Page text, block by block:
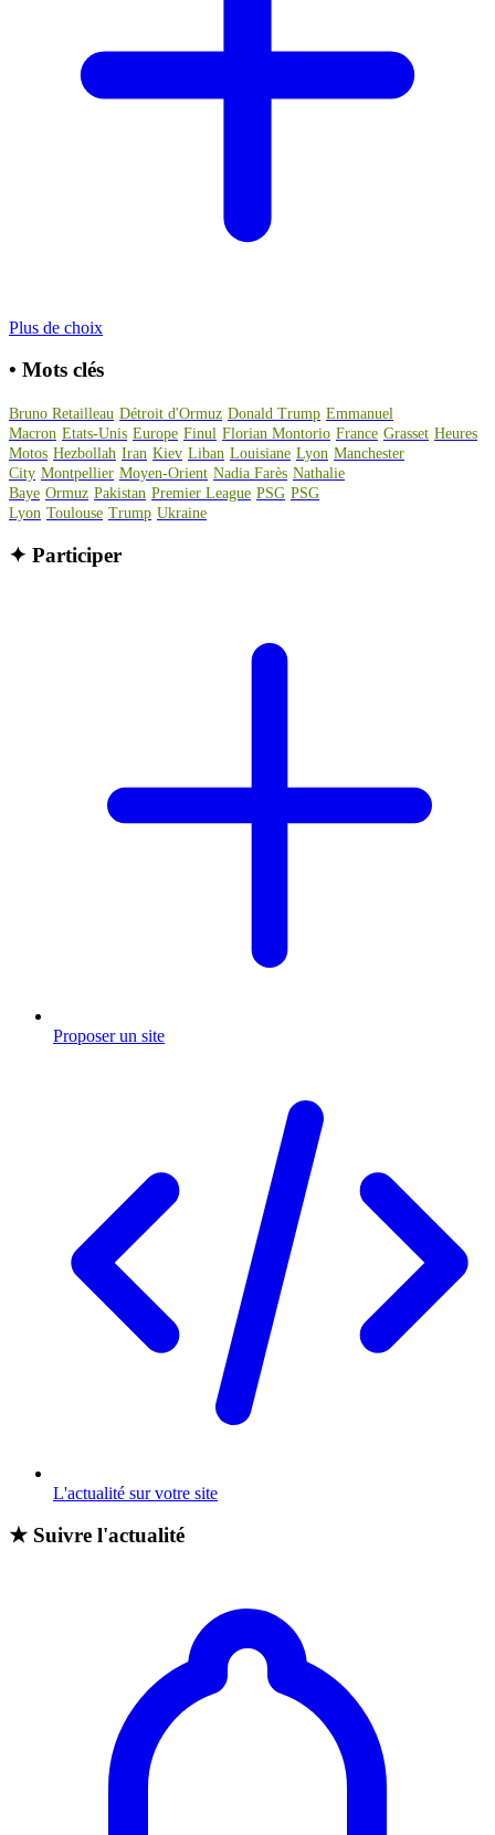
Plus de choix
• Mots clés
Bruno Retailleau Détroit d'Ormuz Donald Trump Emmanuel
Macron Etats-Unis Europe Finul Florian Montorio France Grasset Heures
Motos Hezbollah Iran Kiev Liban Louisiane Lyon Manchester
City Montpellier Moyen-Orient Nadia Farès Nathalie
Baye Ormuz Pakistan Premier League PSG PSG
Lyon Toulouse Trump Ukraine
✦ Participer
Proposer un site
L'actualité sur votre site
★ Suivre l'actualité